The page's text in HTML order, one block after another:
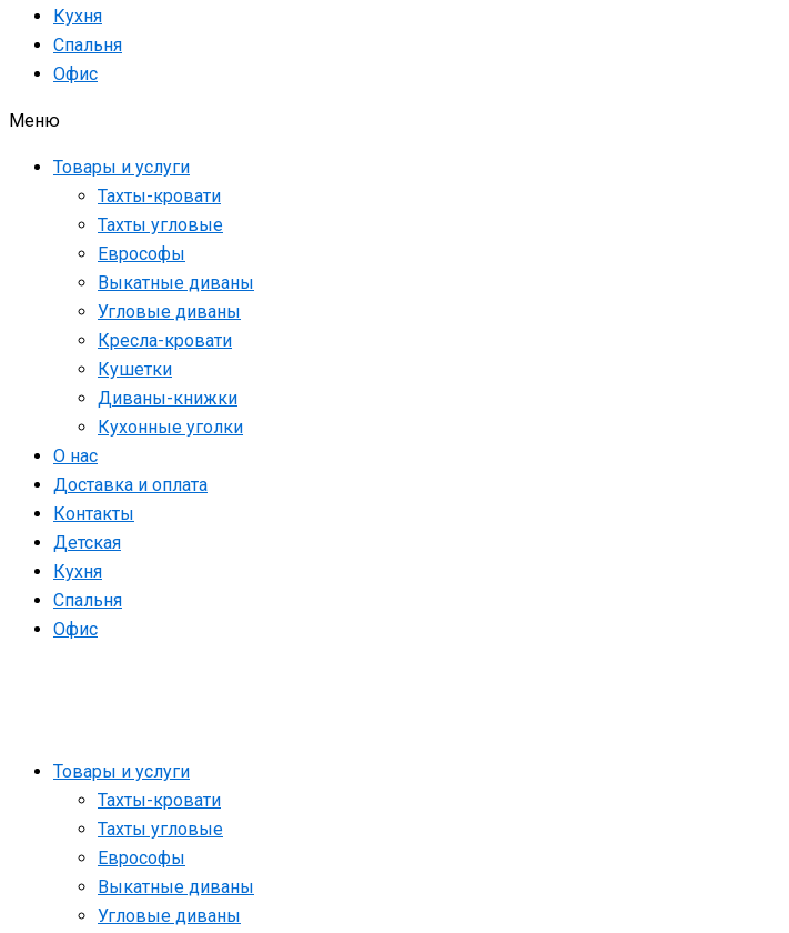
Кухня
Спальня
Офис
Меню
Товары и услуги
Тахты-кровати
Тахты угловые
Еврософы
Выкатные диваны
Угловые диваны
Кресла-кровати
Кушетки
Диваны-книжки
Кухонные уголки
О нас
Доставка и оплата
Контакты
Детская
Кухня
Спальня
Офис
Товары и услуги
Тахты-кровати
Тахты угловые
Еврософы
Выкатные диваны
Угловые диваны